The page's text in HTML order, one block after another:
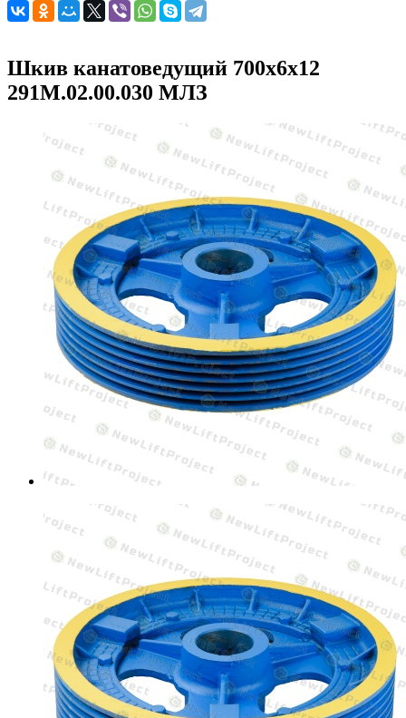
Шкив канатоведущий 700х6х12
291М.02.00.030 МЛЗ